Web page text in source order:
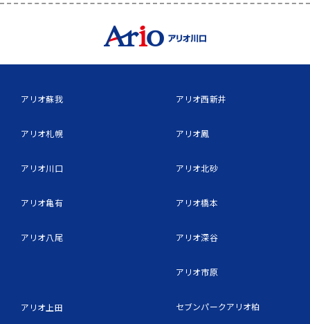
アリオ蘇我
アリオ札幌
アリオ川口
アリオ亀有
アリオ八尾
アリオ上田
アリオ西新井
アリオ鳳
アリオ北砂
アリオ橋本
アリオ深谷
アリオ市原
セブンパークアリオ柏